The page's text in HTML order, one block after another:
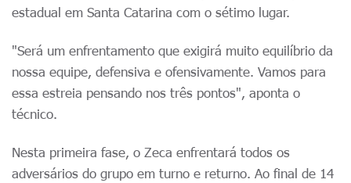
estadual em Santa Catarina com o sétimo lugar.
"Será um enfrentamento que exigirá muito equilíbrio da
nossa equipe, defensiva e ofensivamente. Vamos para
essa estreia pensando nos três pontos", aponta o
técnico.
Nesta primeira fase, o Zeca enfrentará todos os
adversários do grupo em turno e returno. Ao final de 14